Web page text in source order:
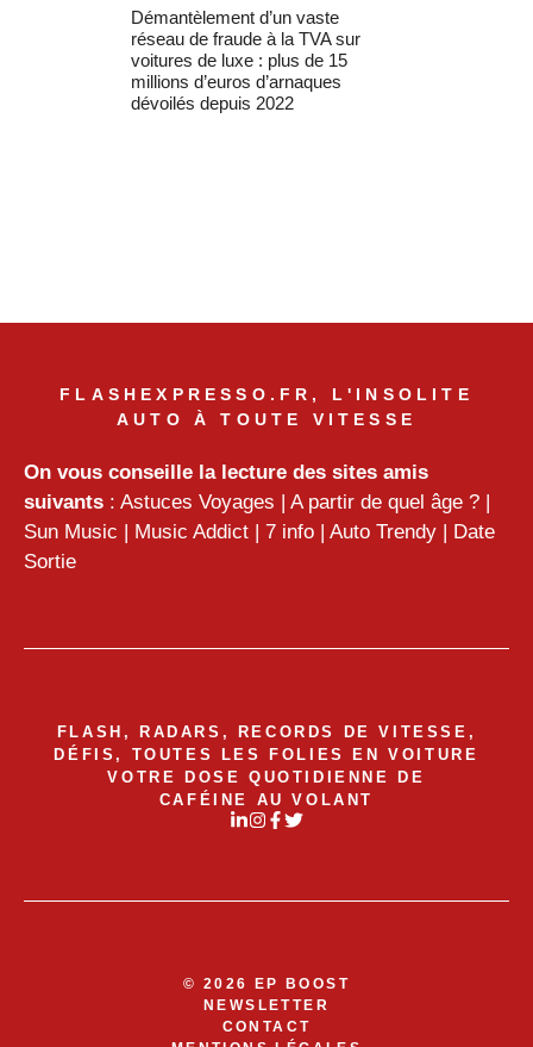
Démantèlement d’un vaste
réseau de fraude à la TVA sur
voitures de luxe : plus de 15
millions d’euros d’arnaques
dévoilés depuis 2022
FLASHEXPRESSO.FR, L'INSOLITE
AUTO À TOUTE VITESSE
On vous conseille la lecture des sites amis
suivants : Astuces Voyages | A partir de quel âge ? |
Sun Music | Music Addict | 7 info | Auto Trendy | Date
Sortie
FLASH, RADARS, RECORDS DE VITESSE,
DÉFIS, TOUTES LES FOLIES EN VOITURE
VOTRE DOSE QUOTIDIENNE DE
CAFÉINE AU VOLANT
© 2026 EP BOOST
NEWSLETTER
CONTACT